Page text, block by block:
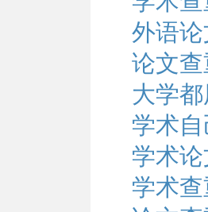
外语
论文
大学
学术
学术
学术